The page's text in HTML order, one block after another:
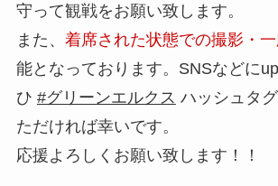
守って観戦をお願い致します。
また、 着席された状態での撮影・
能となっております。SNSなどに
ひ #グリーンエルクス ハッシュタ
ただければ幸いです。
応援よろしくお願い致します！！